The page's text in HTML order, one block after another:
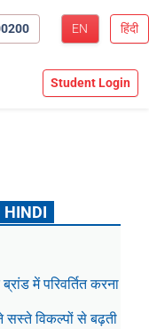
EN हिंदी
Student Login
HINDI
में परिवर्तित करना
सस्ते विकल्पों से बढ़ती